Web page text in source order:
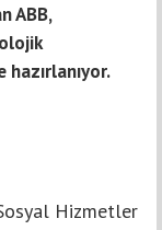
ABB,
hazırlanıyor.
Hizmetler